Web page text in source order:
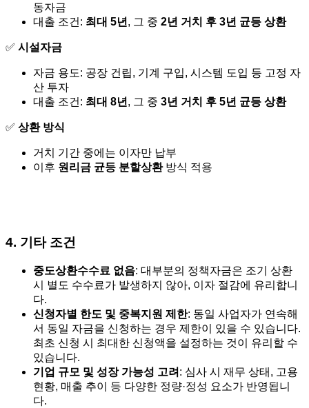
동자금
대출 조건: 최대 5년 , 그 중 2년 거치 후 3년 균등 상환
✅ 시설자금
자금 용도: 공장 건립, 기계 구입, 시스템 도입 등 고정 자
산 투자
대출 조건: 최대 8년 , 그 중 3년 거치 후 5년 균등 상환
✅ 상환 방식
거치 기간 중에는 이자만 납부
이후 원리금 균등 분할상환방식 적용
4. 기타 조건
중도상환수수료 없음: 대부분의 정책자금은 조기 상환
시 별도 수수료가 발생하지 않아, 이자 절감에 유리합니
다.
신청자별 한도 및 중복지원 제한: 동일 사업자가 연속해
서 동일 자금을 신청하는 경우 제한이 있을 수 있습니다.
최초 신청 시 최대한 신청액을 설정하는 것이 유리할 수
있습니다.
기업 규모 및 성장 가능성 고려 : 심사 시 재무 상태, 고용
현황, 매출 추이 등 다양한 정량·정성 요소가 반영됩니
다.